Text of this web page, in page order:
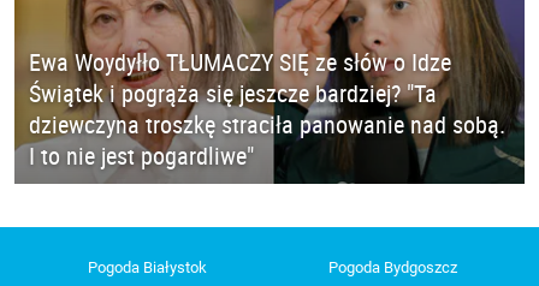
Ewa Woydyłło TŁUMACZY SIĘ ze słów o Idze
Świątek i pogrąża się jeszcze bardziej? "Ta
dziewczyna troszkę straciła panowanie nad sobą.
I to nie jest pogardliwe"
Pogoda Białystok Pogoda Bydgoszcz